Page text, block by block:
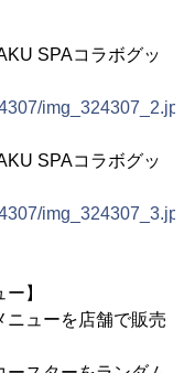
SPAコラボグッ
SPAコラボグッ
】
ニューを店舗で販売